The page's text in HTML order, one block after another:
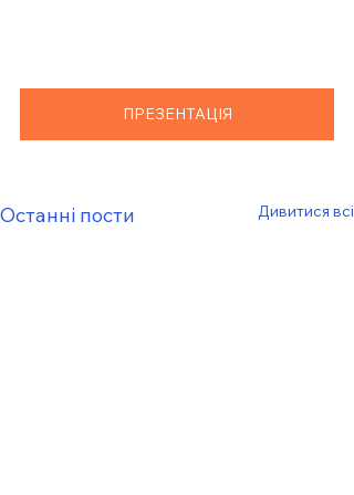
ПРЕЗЕНТАЦІЯ
Останні пости Дивитися всі